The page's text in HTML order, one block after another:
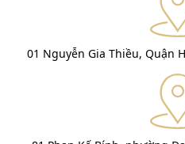
01 Nguyễn Gia Thiều, Quận